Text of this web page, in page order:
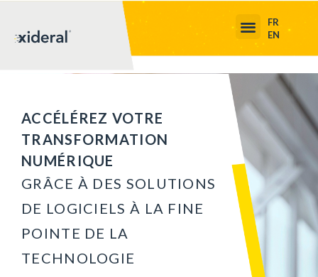
FR
EN
ACCÉLÉREZ VOTRE
TRANSFORMATION
NUMÉRIQUE
GRÂCE À DES SOLUTIONS
DE LOGICIELS À LA FINE
POINTE DE LA
TECHNOLOGIE